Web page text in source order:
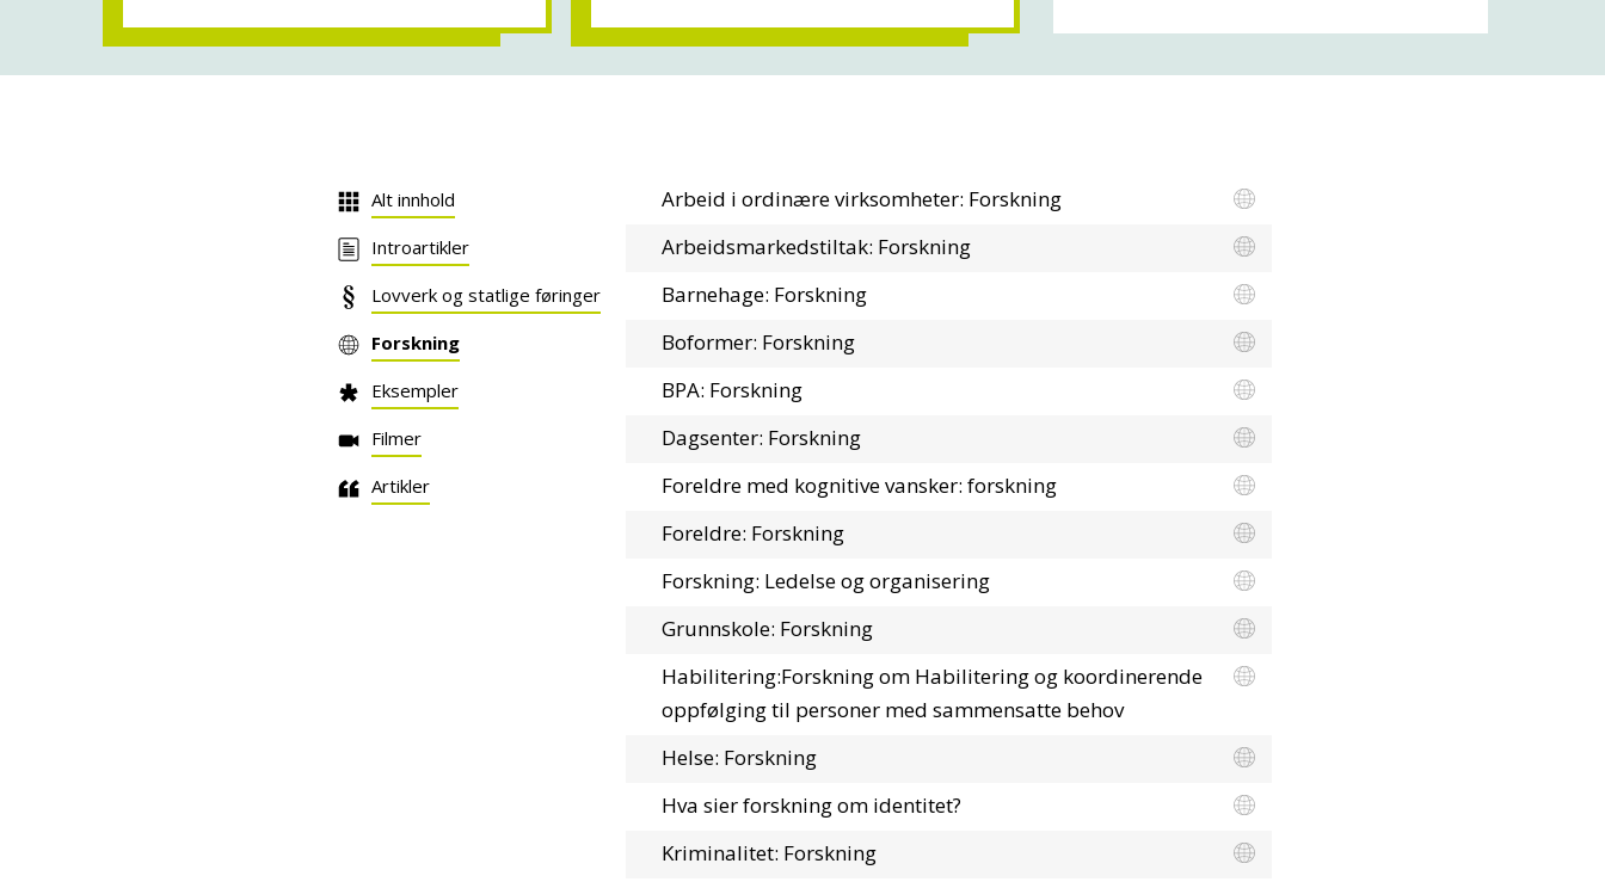
Alt innhold
Introartikler
Lovverk og statlige føringer
Forskning
Eksempler
Filmer
Artikler
Arbeid i ordinære virksomheter: Forskning
Arbeidsmarkedstiltak: Forskning
Barnehage: Forskning
Boformer: Forskning
BPA: Forskning
Dagsenter: Forskning
Foreldre med kognitive vansker: forskning
Foreldre: Forskning
Forskning: Ledelse og organisering
Grunnskole: Forskning
Habilitering:Forskning om Habilitering og koordinerende
oppfølging til personer med sammensatte behov
Helse: Forskning
Hva sier forskning om identitet?
Kriminalitet: Forskning